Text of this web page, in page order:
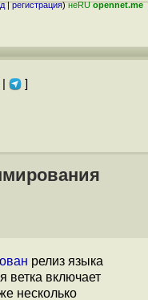
|регистрация)неRUopennet.me
]
релиз языка
ветка включает
несколько